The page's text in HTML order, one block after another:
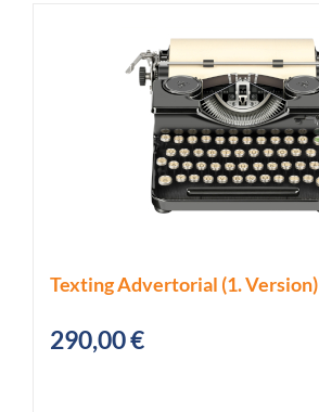
Texting Advertorial (1. Version)
290,00€